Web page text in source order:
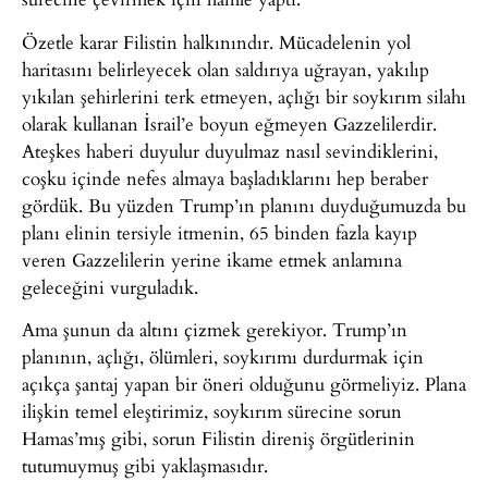
Özetle karar Filistin halkınındır. Mücadelenin yol
haritasını belirleyecek olan saldırıya uğrayan, yakılıp
yıkılan şehirlerini terk etmeyen, açlığı bir soykırım silahı
olarak kullanan İsrail’e boyun eğmeyen Gazzelilerdir.
Ateşkes haberi duyulur duyulmaz nasıl sevindiklerini,
coşku içinde nefes almaya başladıklarını hep beraber
gördük. Bu yüzden Trump’ın planını duyduğumuzda bu
planı elinin tersiyle itmenin, 65 binden fazla kayıp
veren Gazzelilerin yerine ikame etmek anlamına
geleceğini vurguladık.
Ama şunun da altını çizmek gerekiyor. Trump’ın
planının, açlığı, ölümleri, soykırımı durdurmak için
açıkça şantaj yapan bir öneri olduğunu görmeliyiz. Plana
ilişkin temel eleştirimiz, soykırım sürecine sorun
Hamas’mış gibi, sorun Filistin direniş örgütlerinin
tutumuymuş gibi yaklaşmasıdır.